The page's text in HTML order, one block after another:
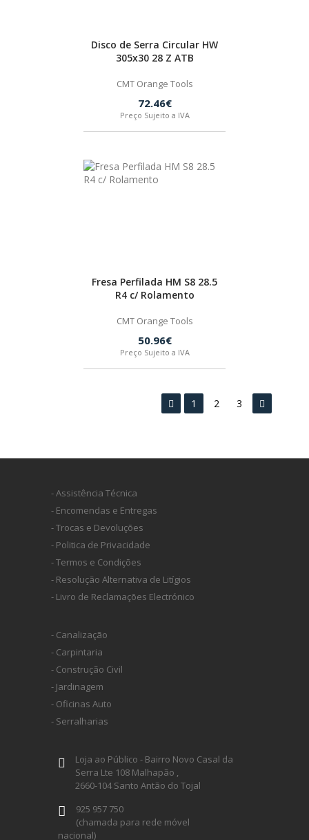
Disco de Serra Circular HW
305x30 28 Z ATB
CMT Orange Tools
72.46€
Preço Sujeito a IVA
Fresa Perfilada HM S8 28.5
R4 c/ Rolamento
CMT Orange Tools
50.96€
Preço Sujeito a IVA
1 2 3
- Assistência Técnica
- Encomendas e Entregas
- Trocas e Devoluções
- Politica de Privacidade
- Termos e Condições
- Resolução Alternativa de Litígios
- Livro de Reclamações Electrónico
- Canalização
- Carpintaria
- Construção Civil
- Jardinagem
- Oficinas Auto
- Serralharias
Loja ao Público - Bairro Novo Casal da
Serra Lte 108 Malhapão ,
2660-104 Santo Antão do Tojal
925 957 750
(chamada para rede móvel
nacional)